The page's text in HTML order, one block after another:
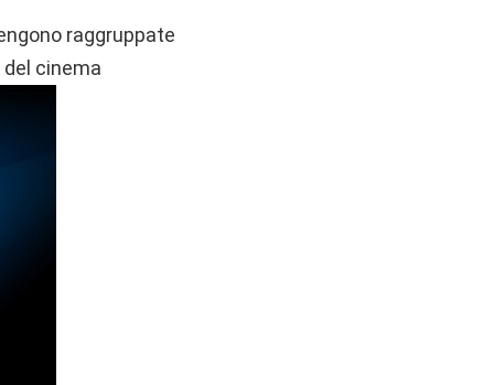
raggruppate
cinema